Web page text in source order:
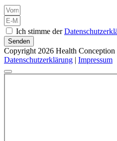
Ich stimme der
Senden
Copyright 2026 Health Conception
Datenschutzerklärung | Impressum